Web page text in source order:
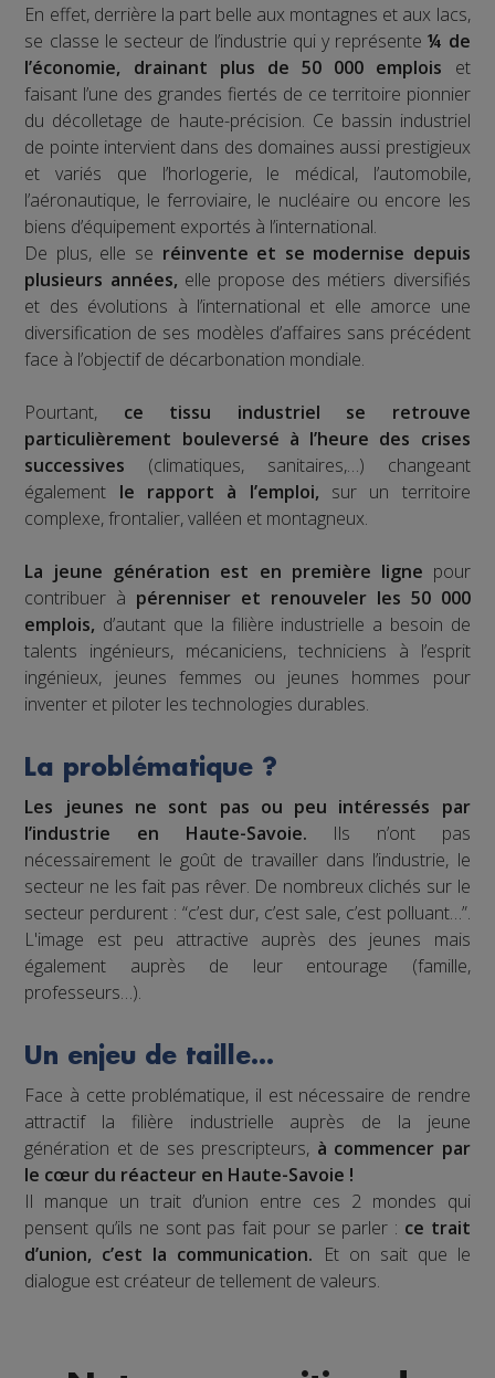
En effet, derrière la part belle aux montagnes et aux lacs,
se classe le secteur de l’industrie qui y représente¼ de
l’économie, drainant plus de 50 000 emplois et
faisant l’une des grandes fiertés de ce territoire pionnier
du décolletage de haute-précision. Ce bassin industriel
de pointe intervient dans des domaines aussi prestigieux
et variés que l’horlogerie, le médical, l’automobile,
l’aéronautique, le ferroviaire, le nucléaire ou encore les
biens d’équipement exportés à l’international.
De plus, elle se réinvente et se modernise depuis
plusieurs années, elle propose des métiers diversifiés
et des évolutions à l’international et elle amorce une
diversification de ses modèles d’affaires sans précédent
face à l’objectif de décarbonation mondiale.
Pourtant, ce tissu industriel se retrouve
particulièrement bouleversé à l’heure des crises
successives (climatiques, sanitaires,…) changeant
également le rapport à l’emploi, sur un territoire
complexe, frontalier, valléen et montagneux.
La jeune génération est en première ligne pour
contribuer à pérenniser et renouveler les 50 000
emplois, d’autant que la filière industrielle a besoin de
talents ingénieurs, mécaniciens, techniciens à l’esprit
ingénieux, jeunes femmes ou jeunes hommes pour
inventer et piloter les technologies durables.
La problématique ?
Les jeunes ne sont pas ou peu intéressés par
l’industrie en Haute-Savoie. Ils n’ont pas
nécessairement le goût de travailler dans l’industrie, le
secteur ne les fait pas rêver. De nombreux clichés sur le
secteur perdurent : “c’est dur, c’est sale, c’est polluant…”.
L'image est peu attractive auprès des jeunes mais
également auprès de leur entourage (famille,
professeurs…).
Un enjeu de taille…
Face à cette problématique, il est nécessaire de rendre
attractif la filière industrielle auprès de la jeune
génération et de ses prescripteurs, à commencer par
le cœur du réacteur en Haute-Savoie !
Il manque un trait d’union entre ces 2 mondes qui
pensent qu’ils ne sont pas fait pour se parler : ce trait
d’union, c’est la communication. Et on sait que le
dialogue est créateur de tellement de valeurs.